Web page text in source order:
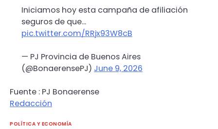
Iniciamos hoy esta campaña de afiliación
seguros de que…
pic.twitter.com/RRjx93W8cB
— PJ Provincia de Buenos Aires
(@BonaerensePJ) June 9, 2026
Fuente : PJ Bonaerense
Redacción
POLÍTICA Y ECONOMÍA